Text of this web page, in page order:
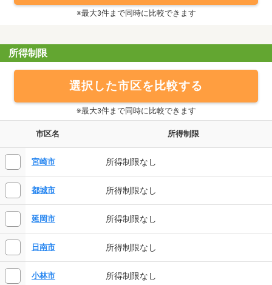
※最大3件まで同時に比較できます
所得制限
選択した市区を比較する
※最大3件まで同時に比較できます
市区名 所得制限
宮崎市 所得制限なし
都城市 所得制限なし
延岡市 所得制限なし
日南市 所得制限なし
小林市 所得制限なし